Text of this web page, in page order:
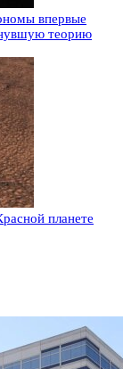
впервые
теорию
планете